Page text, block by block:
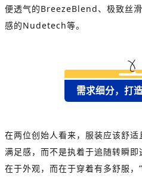
便透气的BreezeBlend、极致丝
感的Nudetech等。
需求细分，打
在两位创始人看来，服装应该舒
满足感，而不是执着于追随转瞬
在于外观，而在于穿着有多舒服，”